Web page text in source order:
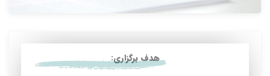
0
ی
هدف برگزاری: